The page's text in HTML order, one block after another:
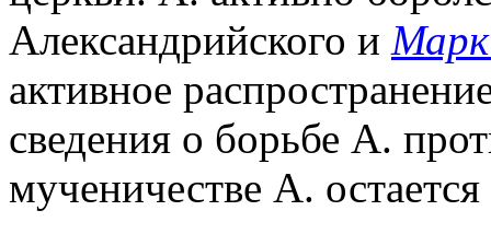
Александрийского и
активное
сведения о борьбе А.
мученичестве А.